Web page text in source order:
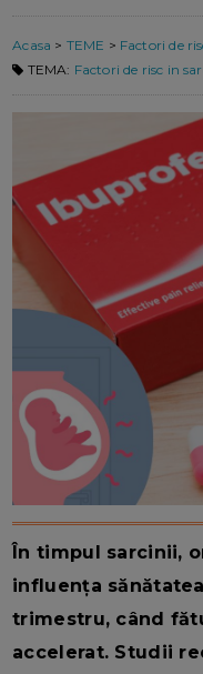
Acasa > TEME > Factori de
TEMA: Factori de risc in
În timpul sarcinii,
influența
trimestru, când
accelerat. Studii